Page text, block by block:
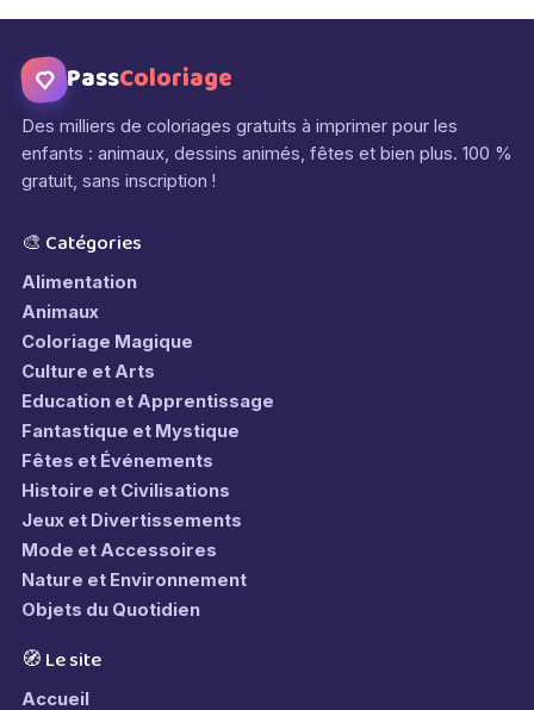
PassColoriage
Des milliers de coloriages gratuits à imprimer pour les
enfants : animaux, dessins animés, fêtes et bien plus. 100 %
gratuit, sans inscription !
🎨 Catégories
Alimentation
Animaux
Coloriage Magique
Culture et Arts
Education et Apprentissage
Fantastique et Mystique
Fêtes et Événements
Histoire et Civilisations
Jeux et Divertissements
Mode et Accessoires
Nature et Environnement
Objets du Quotidien
🧭 Le site
Accueil